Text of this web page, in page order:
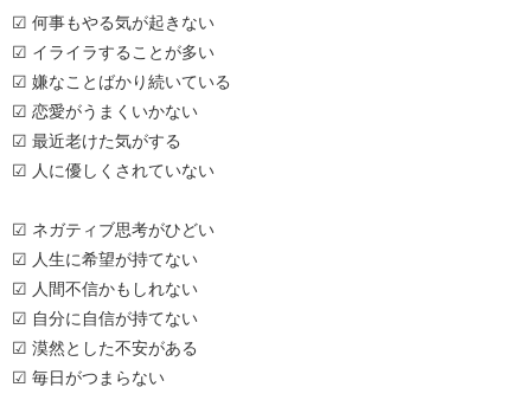
☑ 何事もやる気が起きない
☑ イライラすることが多い
☑ 嫌なことばかり続いている
☑ 恋愛がうまくいかない
☑ 最近老けた気がする
☑ 人に優しくされていない
☑ ネガティブ思考がひどい
☑ 人生に希望が持てない
☑ 人間不信かもしれない
☑ 自分に自信が持てない
☑ 漠然とした不安がある
☑ 毎日がつまらない